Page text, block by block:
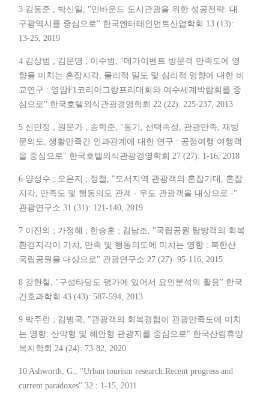
3 김동준 ; 박신일, "인바운드 도시관광을 위한 성공전략: 대
구광역시를 중심으로" 한국엔터테인먼트산업학회 13 (13):
13-25, 2019
4 김상범 ; 김문명 ; 이수범, "메가이벤트 방문객 만족도에 영
향을 미치는 혼잡지각, 물리적 밀도 및 심리적 영향에 대한 비
교연구 : 영암F1코리아그랑프리대회와 여수세계박람회를 중
심으로" 한국호텔외식관광경영학회 22 (22): 225-237, 2013
5 신민정 ; 원문가 ; 송학준, "동기, 선택속성, 관광만족, 재방
문의도, 생활만족간 인과관계에 대한 연구 : 공정여행 여행객
을 중심으로" 한국호텔외식관광경영학회 27 (27): 1-16, 2018
6 양성수 ; 오은지 ; 정철, "도서지역 관광객의 혼잡기대, 혼잡
지각, 만족도 및 행동의도 관계 - 우도 관광객을 대상으로 -"
관광연구소 31 (31): 121-140, 2019
7 이진의 ; 가정혜 ; 한승훈 ; 김남조, "국립공원 탐방객의 회복
환경지각이 가치, 만족 및 행동의도에 미치는 영향 : 북한산
국립공원을 대상으로" 관광연구소 27 (27): 95-116, 2015
8 강현철, "구성타당도 평가에 있어서 요인분석의 활용" 한국
간호과학회 43 (43): 587-594, 2013
9 박주란 ; 김병국, "관광객의 회복경험이 관광만족도에 미치
는 영향: 산악형 및 해안형 관광지를 중심으로" 한국산림휴양
복지학회 24 (24): 73-82, 2020
10 Ashworth, G., "Urban tourism research:Recent progress and
current paradoxes" 32 : 1-15, 2011